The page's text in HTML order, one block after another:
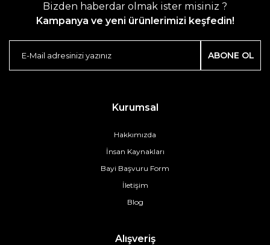
Bizden haberdar olmak ister misiniz ?
Kampanya ve yeni ürünlerimizi keşfedin!
ABONE OL
Kurumsal
Hakkımızda
İnsan Kaynakları
Bayi Başvuru Form
İletişim
Blog
Alışveriş